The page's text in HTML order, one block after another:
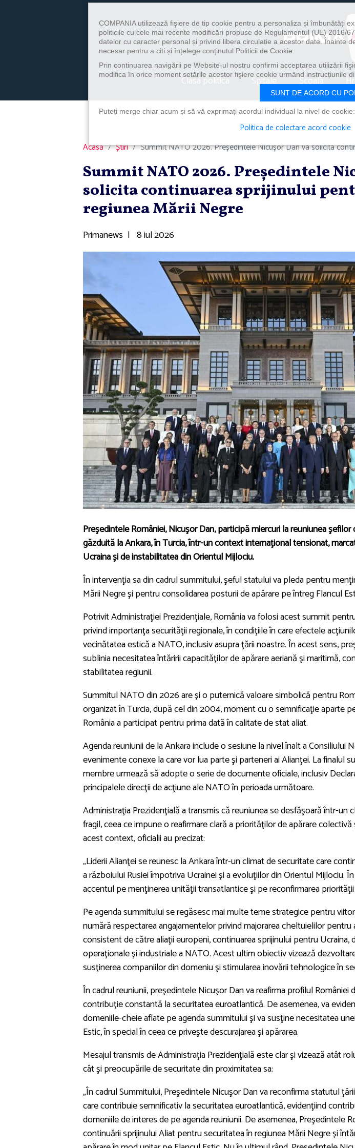
Clasa politica Spitale Școală
Acasă Știri Summit NATO 2026. Preşedintele Nicuşor Dan va solicita
Summit NATO 2026. Preşedintele
solicita continuarea sprijinului
regiunea Mării Negre
Primanews | 8 iul 2026
Preşedintele României, Nicuşor Dan, participă miercuri la reuniunea
găzduită la Ankara, în Turcia, într-un context internaţional tensionat,
Ucraina şi de instabilitatea din Orientul Mijlociu.
În intervenţia sa din cadrul summitului, şeful statului va pleda pentru
Mării Negre şi pentru consolidarea posturii de apărare pe întreg Flancul
Potrivit Administraţiei Prezidenţiale, România va folosi acest summit
privind importanţa securităţii regionale, în condiţiile în care efectele
vecinătatea estică a NATO, inclusiv asupra ţării noastre. În acest sens,
sublinia necesitatea întăririi capacităţilor de apărare aeriană şi maritimă,
stabilitatea regiunii.
Summitul NATO din 2026 are şi o puternică valoare simbolică pentru
organizat în Turcia, după cel din 2004, moment cu o semnificaţie aparte
România a participat pentru prima dată în calitate de stat aliat.
Agenda reuniunii de la Ankara include o sesiune la nivel înalt a Consiliului
evenimente conexe la care vor lua parte şi parteneri ai Alianţei. La finalul
membre urmează să adopte o serie de documente oficiale, inclusiv
principalele direcţii de acţiune ale NATO în perioada următoare.
Administraţia Prezidenţială a transmis că reuniunea se desfăşoară într-un
fragil, ceea ce impune o reafirmare clară a priorităţilor de apărare
acest context, oficialii au precizat:
„Liderii Alianţei se reunesc la Ankara într-un climat de securitate care
a războiului Rusiei împotriva Ucrainei şi a evoluţiilor din Orientul Mijlociu.
accentul pe menţinerea unităţii transatlantice şi pe reconfirmarea
Pe agenda summitului se regăsesc mai multe teme strategice pentru
numără respectarea angajamentelor privind majorarea cheltuielilor pentru
consistent de către aliaţii europeni, continuarea sprijinului pentru Ucraina,
operaţionale şi industriale a NATO. Acest ultim obiectiv vizează
susţinerea companiilor din domeniu şi stimularea inovării tehnologice în
În cadrul reuniunii, preşedintele Nicuşor Dan va reafirma profilul României
contribuţie constantă la securitatea euroatlantică. De asemenea, va
domeniile-cheie aflate pe agenda summitului şi va susţine necesitatea
Estic, în special în ceea ce priveşte descurajarea şi apărarea.
Mesajul transmis de Administraţia Prezidenţială este clar şi vizează atât
cât şi preocupările de securitate din proximitatea sa:
„În cadrul Summitului, Preşedintele Nicuşor Dan va reconfirma statutul
care contribuie semnificativ la securitatea euroatlantică, evidenţiind
domeniile de interes de pe agenda reuniunii. De asemenea, Preşedintele
continuării sprijinului Aliat pentru securitatea în regiunea Mării Negre şi
COMPANIA utilizează fişiere de tip cookie pentru a personaliza și îmbunătăți
politicile cu cele mai recente modificări propuse de Regulamentul (UE) 2016/
datelor cu caracter personal și privind libera circulație a acestor date. Înainte
necesar pentru a citi și înțelege conținutul Politicii de Cookie.
Prin continuarea navigării pe Website-ul nostru confirmi acceptarea utilizării
modifica în orice moment setările acestor fişiere cookie urmând instrucțiunile
SUNT DE ACORD CU
Puteți merge chiar acum și să vă exprimați acordul individual la nivel de cookie:
Politica de colectare acord cookie